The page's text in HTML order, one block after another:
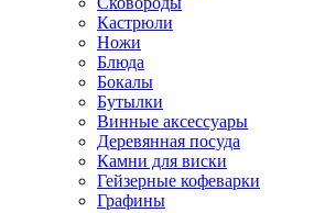
Кастрюли
Ножи
Блюда
Бокалы
Бутылки
Винные аксессуары
Деревянная посуда
Камни для виски
Гейзерные кофеварки
Графины